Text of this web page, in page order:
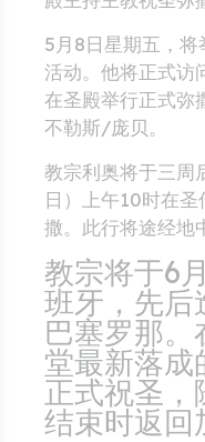
5月8日星期五，
活动。他将正式访
在圣殿举行正式弥
不勒斯/庞贝。
教宗利奥将于三周
日）上午10时在
撒。此行将途经地
教宗将于6
班牙，先后
巴塞罗那。
堂最新落成
正式祝圣，
结束时返回